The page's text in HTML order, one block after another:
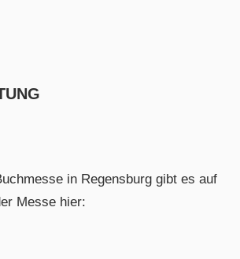
in Regensburg gibt es auf
Messe hier: